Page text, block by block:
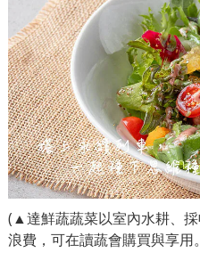
(▲達鮮蔬蔬菜以室內水耕、
浪費，可在讀蔬會購買與享用